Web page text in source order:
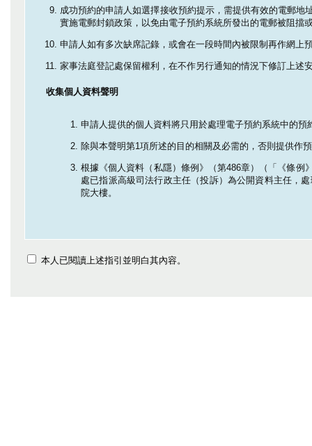
成功預約的申請人如選擇接收預約提示，需提供有效的電郵
實施電郵封鎖政策，以免由電子預約系統所發出的電郵被阻擋
申請人如有多次缺席記錄，或會在一段時間內被限制再作網上
家事法庭登記處保留權利，在不作另行通知的情況下修訂上述
收集個人資料聲明
申請人提供的個人資料將只用於處理電子預約系統中的
除與本聲明第1項所述的目的相關及必需的，否則提供作
根據《個人資料（私隱）條例》（第486章）（「《條
處已指派高級司法行政主任（投訴）為公開資料主任，
院大樓。
本人已閱讀上述指引並明白其內容。